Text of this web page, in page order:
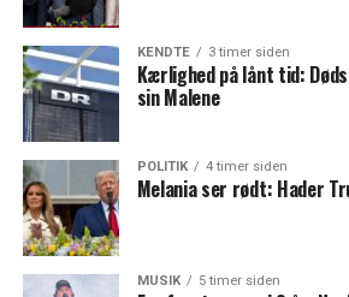
KENDTE 3 timer siden
Kærlighed på lånt tid:
sin Malene
POLITIK 4 timer siden
Melania ser rødt: Hader
MUSIK 5 timer siden